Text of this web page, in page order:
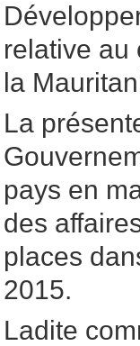
relative au
la
La
pays en
des
places
2015.
Ladite